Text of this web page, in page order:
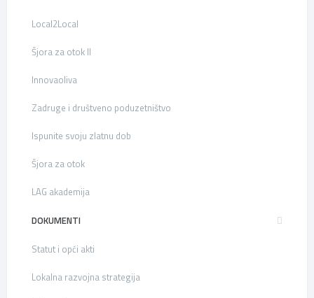
Local2Local
Šjora za otok II
Innovaoliva
Zadruge i društveno poduzetništvo
Ispunite svoju zlatnu dob
Šjora za otok
LAG akademija
DOKUMENTI
Statut i opći akti
Lokalna razvojna strategija